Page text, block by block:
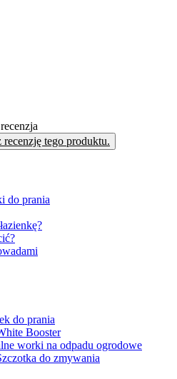
tego produktu.
do prania
do prania
Booster
worki na odpadu ogrodowe
do zmywania